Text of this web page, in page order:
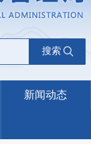
搜索
新闻动态